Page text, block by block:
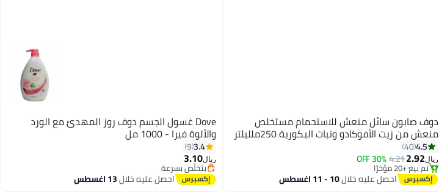
دوف صابون سائل منعش للاستحمام مستخلص
منعش من زيت الأفوكادو ونبات البكورية 250ملليلتر
4.5
40
ريال2.92
4.21
30% OFF
تم بيع +20 مؤخرًا
تم بيع +20 مؤخرًا احصل عليه خلال10 - 11 اغسطس
Dove غسول الجسم دوف روز المهدئ مع الورد
والألوة فيرا - 1000 مل
3.4
9
ريال3.10
بتخلّص بسرعة
تم بيع +10 مؤخرًا
بتخلّص بسرعة
احصل عليه خلال13 اغسطس